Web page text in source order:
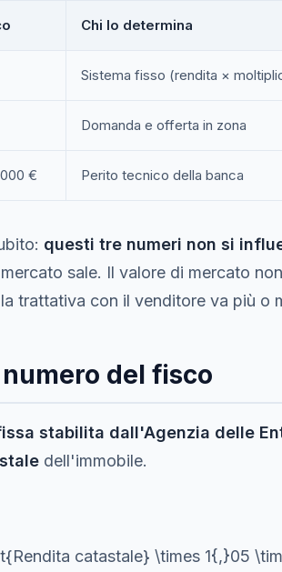
Chi lo determina
Sistema fisso (rendita ×
Domanda e offerta in zona
€ Perito tecnico della banca
questi tre numeri non si
sale. Il valore di mercato
trattativa con il venditore va più o
del fisco
stabilita dall'Agenzia delle
dell'immobile.
catastale} \times 1{,}05